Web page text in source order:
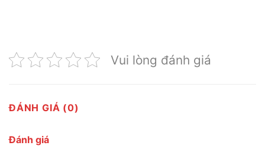
Vui lòng đánh giá
ĐÁNH GIÁ (0)
Đánh giá